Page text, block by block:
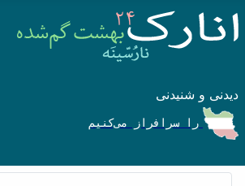
دیدنی و شنیدنی
را سرافراز می‌کنیم